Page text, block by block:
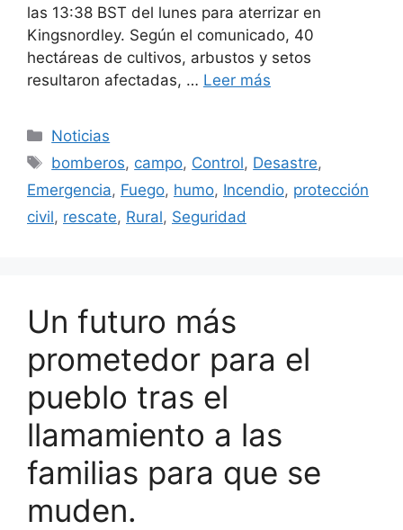
las 13:38 BST del lunes para aterrizar en
Kingsnordley. Según el comunicado, 40
hectáreas de cultivos, arbustos y setos
resultaron afectadas, … Leer más
Categorías
Noticias
Etiquetas
bomberos, campo, Control, Desastre,
Emergencia, Fuego, humo, Incendio, protección
civil, rescate, Rural, Seguridad
Un futuro más
prometedor para el
pueblo tras el
llamamiento a las
familias para que se
muden.